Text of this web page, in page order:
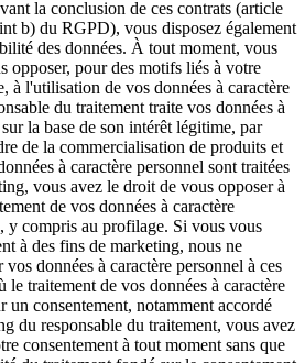
la conclusion de ces contrats (article
b) du RGPD), vous disposez également
des données. À tout moment, vous
opposer, pour des motifs liés à votre
à l'utilisation de vos données à caractère
du traitement traite vos données à
la base de son intérêt légitime, par
de la commercialisation de produits et
à caractère personnel sont traitées
vous avez le droit de vous opposer à
de vos données à caractère
y compris au profilage. Si vous vous
à des fins de marketing, nous ne
données à caractère personnel à ces
le traitement de vos données à caractère
un consentement, notamment accordé
du responsable du traitement, vous avez
consentement à tout moment sans que